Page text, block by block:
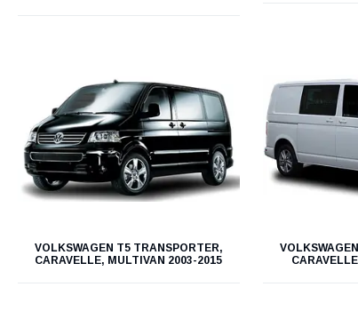
VOLKSWAGEN T5 TRANSPORTER,
CARAVELLE, MULTIVAN 2003-2015